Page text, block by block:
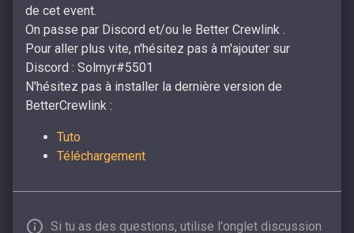
de cet event.
On passe par Discord et/ou le Better Crewlink .
Pour aller plus vite, n'hésitez pas à m'ajouter sur
Discord : Solmyr#5501
N'hésitez pas à installer la dernière version de
BetterCrewlink :
Tuto
Téléchargement
Si tu as des questions, utilise l'onglet discussion